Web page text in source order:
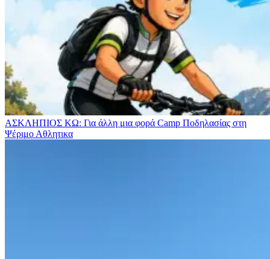
ΑΣΚΛΗΠΙΟΣ ΚΩ: Για άλλη μια φορά Camp Ποδηλασίας στη
Ψέριμο Αθλητικα